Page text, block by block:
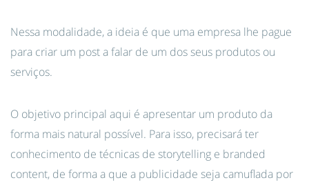
Nessa modalidade, a ideia é que uma empresa lhe pague
para criar um post a falar de um dos seus produtos ou
serviços.
O objetivo principal aqui é apresentar um produto da
forma mais natural possível. Para isso, precisará ter
conhecimento de técnicas de storytelling e branded
content, de forma a que a publicidade seja camuflada por